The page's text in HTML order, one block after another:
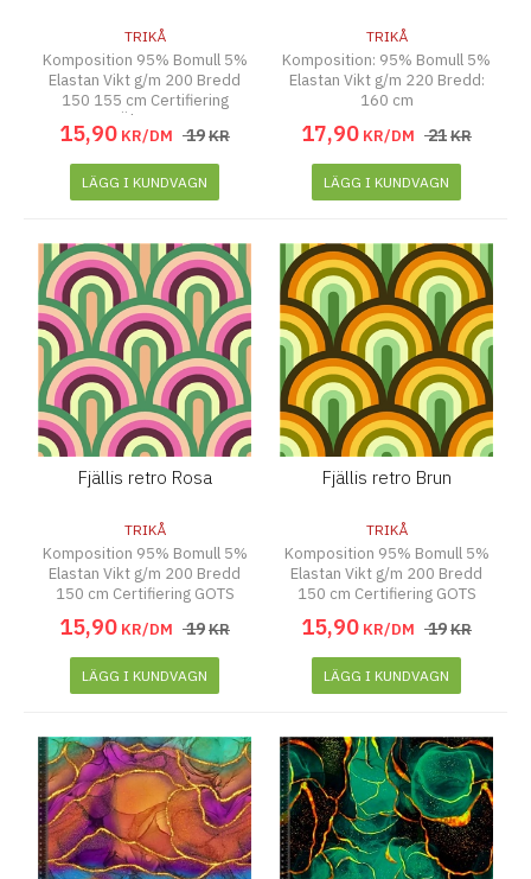
TRIKÅ
Komposition 95% Bomull 5%
Elastan Vikt g/m 200 Bredd
150 155 cm Certifiering
Ökotex
15,90 KR/DM 19KR
LÄGG I KUNDVAGN
TRIKÅ
Komposition: 95% Bomull 5%
Elastan Vikt g/m 220 Bredd:
160 cm
17,90 KR/DM 21KR
LÄGG I KUNDVAGN
Fjällis retro Rosa
TRIKÅ
Komposition 95% Bomull 5%
Elastan Vikt g/m 200 Bredd
150 cm Certifiering GOTS
15,90 KR/DM 19KR
LÄGG I KUNDVAGN
Fjällis retro Brun
TRIKÅ
Komposition 95% Bomull 5%
Elastan Vikt g/m 200 Bredd
150 cm Certifiering GOTS
15,90 KR/DM 19KR
LÄGG I KUNDVAGN